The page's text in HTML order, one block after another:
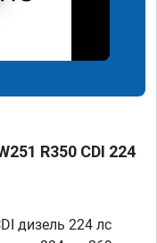
R350 CDI 224
дизель 224 лс